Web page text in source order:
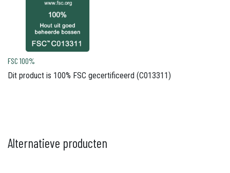
FSC 100%
Dit product is 100% FSC gecertificeerd (C013311)
Alternatieve producten